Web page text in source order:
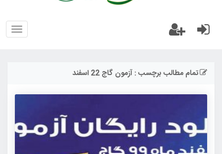
تمام مطالب برچسب : آزمون گاج 22 اسفند